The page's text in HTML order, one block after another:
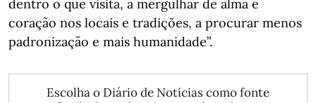
dentro o que visita, a mergulhar de alma e
coração nos locais e tradições, a procurar menos
padronização e mais humanidade”.
Escolha o Diário de Notícias como fonte